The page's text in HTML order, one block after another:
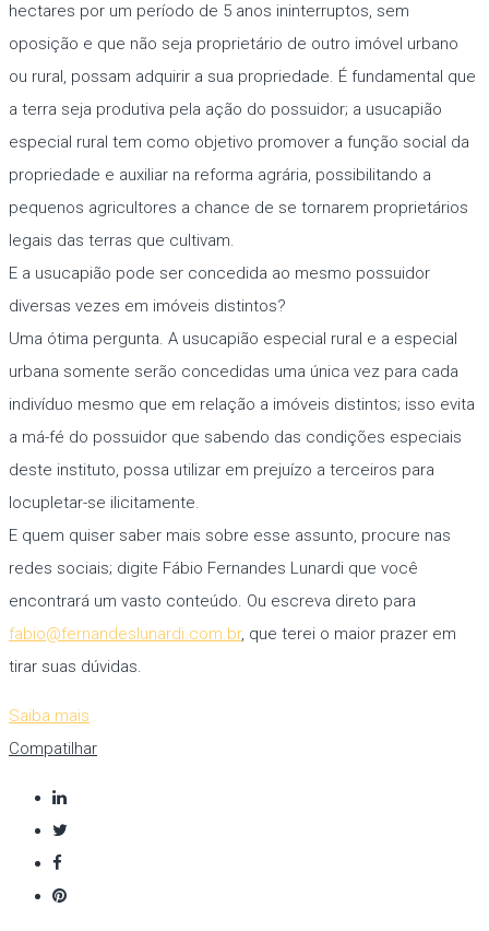
hectares por um período de 5 anos ininterruptos, sem
oposição e que não seja proprietário de outro imóvel urbano
ou rural, possam adquirir a sua propriedade. É fundamental que
a terra seja produtiva pela ação do possuidor; a usucapião
especial rural tem como objetivo promover a função social da
propriedade e auxiliar na reforma agrária, possibilitando a
pequenos agricultores a chance de se tornarem proprietários
legais das terras que cultivam.
E a usucapião pode ser concedida ao mesmo possuidor
diversas vezes em imóveis distintos?
Uma ótima pergunta. A usucapião especial rural e a especial
urbana somente serão concedidas uma única vez para cada
indivíduo mesmo que em relação a imóveis distintos; isso evita
a má-fé do possuidor que sabendo das condições especiais
deste instituto, possa utilizar em prejuízo a terceiros para
locupletar-se ilicitamente.
E quem quiser saber mais sobre esse assunto, procure nas
redes sociais; digite Fábio Fernandes Lunardi que você
encontrará um vasto conteúdo. Ou escreva direto para
fabio@fernandeslunardi.com.br, que terei o maior prazer em
tirar suas dúvidas.
Saiba mais
Compatilhar